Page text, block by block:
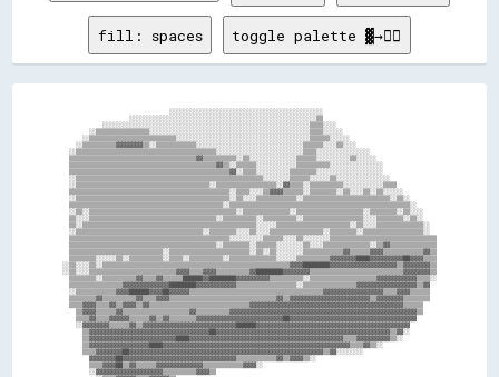
fill: spaces toggle palette ▓→✊🏽
                                ░░░░░░░░░░░░░░░░░░░░░░░░░░░░░░░░░░░░░░░░░░░░░░
                    ░░░░░░░░░░░░░░░░░░░░░░░░░░░░░░░░░░░░░░░░░░░░░░░░░░░░░░░░▒▒
            ░░░░░░░░░░░░░░░░░░░░░░░░░░░░░░░░░░░░░░░░░░░░░░░░░░░░░░░░░░░░░░▒▒▒▒░░░░
        ░░▒▒▒▒▒▒▒▒▒▒▒▒▒▒▒▒░░░░░░░░░░░░░░░░░░░░░░░░░░░░░░░░░░░░░░░░░░░░░░░░▒▒▒▒░░░░░░
      ░░▒▒▒▒▒▒▒▒▒▒▒▒▒▒▒▒▒▒▒▒▒▒▒▒▒▒░░░░░░░░░░░░░░░░░░░░░░░░░░░░░░░░░░░░░░░░▒▒▒▒▒▒░░░░░░
    ░░▒▒▒▒▒▒▒▒▒▒▓▓▓▓▓▓▓▓▒▒░░▒▒▒▒▒▒▒▒▒▒▒▒░░░░░░░░░░░░░░░░░░░░░░░░░░░░░░░░▒▒▒▒▒▒░░░░▒▒░░░░
  ░░▒▒▒▒▒▒▒▒▒▒▒▒▒▒▒▒▒▒▒▒▒▒▒▒▒▒▒▒▒▒▒▒▒▒▒▒▒▒▒▒▒▒░░░░░░░░░░░░░░░░░░░░░░░░░░▒▒▒▒░░░░░░░░░░░░░░░░
  ▒▒▒▒▒▒▒▒▒▒▒▒▒▒▒▒▒▒▒▒▒▒▒▒▒▒▒▒▒▒▒▒▒▒▒▒▒▒▓▓▒▒▒▒▒▒▒▒▒▒░░▒▒░░░░░░░░░░░░░░▒▒▒▒▒▒░░░░░░░░░░▒▒░░░░░░
  ▒▒▒▒▒▒▒▒▒▒▒▒▒▒▒▒▒▒▒▒▒▒▒▒▒▒▒▒▒▒▒▒▒▒▒▒▒▒▒▒▒▒▒▒▓▓▒▒░░▒▒▒▒▒▒░░░░░░░░░░░░▒▒▒▒▒▒▒▒▒▒░░░░░░░░░░░░░░░░
  ▒▒▒▒▒▒▒▒▒▒▒▒▒▒▒▒▒▒▒▒▒▒▒▒▒▒▒▒▒▒▒▒▒▒▒▒▒▒▒▒▒▒▒▒▒▒▒▒▓▓░░▒▒▒▒░░░░░░░░░░▒▒▒▒▒▒▒▒░░░░░░░░░░░░░░░░░░░░
  ░░▒▒▒▒▒▒▒▒▒▒▒▒▒▒▒▒▒▒▒▒▒▒▒▒▒▒▒▒▒▒▒▒▒▒▒▒▒▒▒▒▒▒▒▒▒▒▒▒▒▒▒▒▒▒▒▒░░░░░░░░▒▒▒▒▒▒░░░░░░▒▒░░░░░░░░░░░░░░░░
  ░░▒▒▒▒▒▒▒▒▒▒▒▒▒▒▒▒▒▒▒▒▒▒▒▒▒▒▒▒▒▒▒▒▒▒▒▒▒▒▒▒░░▒▒▒▒▒▒▒▒▒▒▒▒▒▒▒▒▒▒░░▓▓▒▒▒▒░░▒▒▒▒▒▒▒▒▒▒░░░░░░░░░░░░▒▒▒▒
  ▒▒▒▒▒▒▒▒▒▒▒▒▒▒▒▒▒▒▒▒▒▒▒▒▒▒▒▒▒▒▒▒▒▒▒▒▒▒▒▒▒▒▒▒▒▒▒▒░░▒▒▒▒░░░░▒▒▓▓▓▓▒▒▒▒▒▒░░▒▒▒▒▒▒▒▒░░▒▒░░░░▒▒░░▒▒░░░░░░
  ░░▒▒▒▒▒▒▒▒▒▒▒▒▒▒▒▒▒▒▒▒▒▒▒▒▒▒▒▒▒▒▒▒▒▒▒▒▒▒▒▒▒▒▒▒▒▒░░▒▒░░░░▒▒▒▒▒▒▒▒▒▒▒▒░░▒▒▒▒▒▒▒▒▒▒▒▒▒▒▒▒▒▒▒▒▒▒▒▒▒▒░░▒▒░░
  ▒▒▒▒▒▒▒▒▒▒▒▒▒▒▒▒▒▒▒▒▒▒▒▒▒▒▒▒▒▒▒▒▒▒▒▒▒▒▒▒▒▒▒▒▒▒░░▒▒▒▒▒▒▒▒▒▒▒▒▒▒▒▒▒▒▒▒▒▒▒▒▒▒▒▒▒▒▒▒▒▒▒▒▒▒▒▒▒▒▒▒▒▒▒▒▒▒▒▒▒▒░░
  ░░▒▒░░▒▒▒▒▒▒▒▒▒▒▒▒▒▒▒▒▒▒▒▒▒▒▒▒▒▒▒▒▒▒▒▒▒▒▒▒▒▒▒▒▒▒▒▒░░▒▒▒▒▒▒▒▒▒▒▒▒▒▒░░▒▒▒▒▒▒▒▒▒▒▒▒▒▒▒▒▒▒▒▒░░▒▒▒▒▒▒▒▒░░▒▒░░░░
  ▒▒░░░░▒▒▒▒▒▒▒▒▒▒▒▒▒▒▒▒▒▒▒▒▒▒▒▒▒▒▒▒▒▒▒▒▒▒▒▒▒▒░░▒▒▒▒▒▒▒▒▒▒░░▒▒▒▒▒▒▒▒▒▒░░▒▒▒▒▒▒▒▒▒▒▒▒▒▒▒▒▒▒░░░░▒▒▒▒▒▒▒▒░░▒▒░░
  ▒▒░░▒▒▒▒▒▒▒▒▒▒▒▒▒▒▒▒▒▒▒▒▒▒▒▒▒▒▒▒▒▒▒▒▒▒▒▒▒▒▒▒▒▒▒▒▒▒▒▒▒▒▒▒░░░░░░▒▒▒▒▒▒▒▒▒▒▒▒▒▒▒▒▒▒▒▒▒▒░░▒▒░░░░▒▒▒▒▒▒▒▒▒▒▒▒▒▒░░
  ░░▒▒▒▒▒▒▒▒▒▒▒▒▒▒▒▒▒▒▒▒▒▒▒▒▒▒▒▒▒▒▒▒▒▒▒▒▒▒░░▒▒▒▒▒▒▒▒░░░░▒▒░░░░▒▒▒▒▒▒▒▒▒▒▒▒▒▒▒▒░░▒▒▒▒▒▒▒▒░░▒▒▒▒▒▒▒▒▒▒▒▒▒▒▒▒▒▒░░
  ▒▒▒▒▒▒▒▒▒▒▒▒▒▒▒▒▒▒▒▒▒▒▒▒▒▒▒▒▒▒▒▒▒▒▒▒▒▒▒▒▒▒▒▒▒▒▒▒░░░░░░░░░░▒▒▒▒▒▒░░░░▒▒░░░░░░░░▒▒▒▒▒▒▒▒▒▒▒▒▒▒▒▒▒▒▒▒▒▒▒▒▒▒▒▒▒▒▒▒
  ▒▒▒▒▒▒▒▒▒▒▒▒▒▒▒▒▒▒▒▒▒▒▒▒▒▒▒▒▒▒▒▒▒▒▒▒▒▒▒▒▒▒▒▒░░▒▒▒▒▒▒▒▒░░▒▒▒▒▒▒░░░░░░░░▒▒░░░░▒▒▒▒▒▒▒▒▒▒▒▒▒▒░░▒▒▓▓▒▒▒▒▒▒▒▒▒▒▒▒▒▒
  ▒▒▒▒▒▒▒▒▒▒▒▒▒▒▒▒▒▒▒▒▒▒▒▒▒▒▒▒░░▒▒▒▒▒▒▒▒▒▒▒▒▒▒▒▒▒▒▒▒▒▒▒▒░░▒▒░░▒▒░░░░░░░░▒▒▒▒▒▒▒▒▒▒▒▒▓▓▒▒▒▒▒▒▓▓▓▓▒▒▒▒▒▒▒▒▒▒▒▒▓▓▒▒
  ▒▒▒▒▒▒▒▒░░░░░░▒▒░░▒▒▒▒▒▒▒▒▒▒░░▒▒▒▒░░▒▒▒▒▒▒▒▒▒▒░░▒▒▒▒▒▒▒▒▒▒▒▒▒▒░░░░░░▒▒▒▒▒▒▒▒▒▒▓▓▓▓▓▓▓▓████▓▓▓▓▓▓▓▓▓▓██▓▓▓▓▒▒▒▒
░░▒▒░░░░▒▒░░▒▒▒▒▒▒▒▒▒▒▒▒▒▒▒▒▒▒▒▒▒▒▒▒▒▒▒▒▒▒▒▒▒▒▒▒▒▒▒▒▒▒▒▒▒▒▒▒▒▒▒▒▒▒▒▒▓▓▓▓████████▓▓▓▓▓▓▓▓▓▓▓▓▓▓▓▓▓▓▓▓▒▒▓▓▓▓▓▓▓▓▒▒
░░▒▒░░░░▒▒▒▒▒▒▒▒▒▒▒▒▒▒▒▒▒▒▒▒▒▒▒▒▒▒▓▓▓▓▒▒▒▒▓▓▓▓▒▒▒▒▒▒▒▒▒▒▓▓████████▓▓▓▓▓▓▓▓▒▒▒▒▒▒▒▒▒▒▒▒▒▒▒▒▒▒▒▒▒▒▒▒▒▒▒▒▓▓▓▓▓▓▓▓▒▒
  ▒▒▒▒▒▒▒▒░░▒▒▒▒▒▒▒▒▒▒▓▓▒▒▒▒▓▓▒▒▒▒▒▒██████▓▓████████▓▓▓▓▓▓▓▓▓▓▒▒▒▒▒▒▒▒▒▒░░▒▒▒▒▒▒▒▒▒▒▒▒▒▒▒▒▒▒▒▒▓▓▓▓▓▓▓▓▓▓▓▓▒▒▒▒░░
  ▒▒▒▒▒▒▒▒▒▒▒▒▒▒▒▒▓▓▓▓▓▓▓▓▓▓▓▓▓▓████████▓▓▓▓▓▓▓▓▓▓▓▓▒▒▒▒▒▒▒▒▒▒▒▒▒▒▒▒▒▒░░▒▒▒▒▒▒▒▒▒▒▒▒▒▒▒▒▓▓▓▓▓▓▓▓▓▓▓▓▓▓▓▓▓▓▒▒▓▓
  ░░▒▒▒▒▒▒▒▒▒▒▒▒▓▓▓▓██████▓▓▓▓██▓▓▓▓▓▓▒▒▒▒▒▒▒▒▒▒▒▒▒▒▒▒▒▒▒▒▒▒▒▒▒▒▒▒▒▒▒▒▒▒▒▒▒▒▒▒▓▓▓▓▓▓▓▓▓▓▓▓▓▓▓▓▓▓▒▒▒▒▓▓▓▓▒▒▒▒▒▒
  ▒▒▒▒▒▒▒▒▓▓▒▒▒▒▒▒▒▒▒▒▓▓▒▒▒▒▓▓▓▓▒▒▒▒▒▒▒▒▒▒▒▒▒▒▒▒▒▒▒▒▒▒▒▒▒▒▒▒▒▒▒▒▓▓▒▒▓▓▓▓▓▓▓▓▓▓▓▓▓▓▓▓▓▓▓▓▓▓▓▓▒▒▓▓▓▓▓▓▓▓▒▒▒▒▒▒▒▒
  ▒▒▒▒▓▓▓▓▒▒▒▒▓▓▒▒▓▓▓▓▒▒▓▓▒▒▒▒▒▒▒▒▒▒▒▒▒▒▒▒▒▒▒▒▒▒▒▒▒▒▒▒▒▒▓▓▓▓▓▓▓▓▓▓▓▓▓▓▓▓▓▓▓▓▓▓▓▓▓▓▓▓▓▓▓▓▓▓▓▓▓▓▓▓▓▓▓▓▓▓▒▒▒▒▒▒
    ▒▒▓▓▓▓▒▒▒▒▒▒▓▓▒▒▒▒▒▒▒▒▒▒▒▒▒▒▒▒▒▒▒▒▓▓▒▒▒▒▒▒▒▒▒▒▓▓▓▓▓▓▓▓▓▓▓▓▓▓▓▓▓▓▓▓▓▓▓▓▓▓▓▓▓▓▓▓▓▓▓▓▓▓▓▓▓▓▓▓▓▓▓▓▓▓▓▓▓▓▓▓▒▒
    ▒▒▒▒▓▓▒▒▒▒▓▓▓▓▓▓▒▒▒▒▒▒▓▓▒▒▓▓▒▒▒▒▒▒▒▒▓▓▓▓▓▓▓▓▓▓▓▓▓▓▓▓▓▓▓▓▓▓▓▓▓▓██▓▓▓▓▓▓▓▓▓▓▓▓▓▓▓▓▓▓▓▓▓▓▓▓▓▓▓▓▓▓▓▓▓▓▓▓▓▓
    ░░▓▓▓▓▓▓▓▓▒▒▒▒▒▒▓▓▒▒▓▓▓▓▓▓▓▓▓▓▓▓▓▓▓▓▓▓▓▓▓▓▓▓▓▓▓▓██████▓▓▓▓▓▓▓▓▓▓▓▓▓▓▓▓▓▓▓▓▓▓▓▓▓▓▓▓▓▓▓▓▓▓▓▓▓▓▓▓▓▓▓▓▓▓
      ▒▒▓▓▓▓▓▓▓▓▓▓▓▓▓▓▓▓▓▓▓▓▓▓▓▓▓▓▓▓▓▓▓▓▓▓▓▓██▓▓▓▓▓▓▓▓▓▓▓▓▓▓▓▓▓▓▓▓▓▓▓▓▓▓▓▓▓▓▓▓▓▓▓▓▓▓▓▓▓▓▓▓▓▓▓▓▓▓▓▓▒▒▓▓░░
      ▒▒▓▓▓▓▓▓▓▓▓▓▓▓▓▓▓▓▓▓▓▓▓▓▓▓▓▓████▓▓▓▓▓▓▓▓▓▓▓▓▓▓▓▓▓▓▓▓▓▓▓▓▓▓▓▓▓▓▓▓▓▓▓▓▓▓▓▓▓▓▓▓▓▓▒▒▒▒▓▓▓▓▓▓▓▓▓▓▒▒░░
      ▒▒▓▓▓▓▓▓▓▓▓▓▓▓▓▓▓▓▓▓████▓▓▓▓▓▓▓▓▓▓▓▓▓▓▓▓▓▓▓▓▓▓▓▓▓▓▓▓▓▓▓▓▓▓▓▓▓▓▓▓▓▓▓▓▓▓▓▓▓▓▓▓▓▓▓▓▒▒▒▒▓▓▒▒░░
      ▒▒▒▒▓▓▓▓▓▓▓▓██▓▓▓▓▓▓▓▓▓▓▓▓▓▓▓▓▓▓▓▓▓▓▓▓▓▓▓▓▓▓▓▓▓▓▓▓▓▓▓▓▓▓▓▓▓▓▓▓▓▓▓▓▓▓▓▓▓▓▒▒▓▓░░░░░░░░
        ▓▓▓▓▓▓▓▓██▓▓▓▓▓▓▓▓▓▓▓▓▓▓▓▓▓▓▓▓▓▓▓▓▓▓▓▓▓▓▓▓▓▓▒▒▒▒▒▒▒▒▒▒▒▒▓▓▒▒▓▓▓▓▒▒░░
        ▒▒▒▒▓▓▓▓██▒▒▓▓▒▒▒▒▒▒▓▓▓▓▓▓▓▓▓▓▓▓▓▓▒▒▒▒▒▒▒▒▒▒▒▒▓▓▓▓░░
        ░░▓▓▓▓▓▓▓▓▓▓▓▓▓▓▓▓▓▓▓▓▒▒▒▒▒▒▒▒▒▒▓▓▓▓▒▒